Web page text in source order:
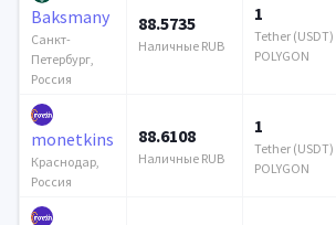
Baksmany
Санкт-
Петербург,
Россия
88.5735
Наличные RUB
1
Tether (USDT)
POLYGON
monetkins
Краснодар,
Россия
88.6108
Наличные RUB
1
Tether (USDT)
POLYGON